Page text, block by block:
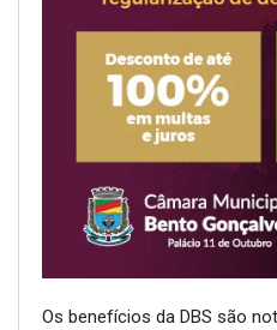
Os benefícios da DBS são